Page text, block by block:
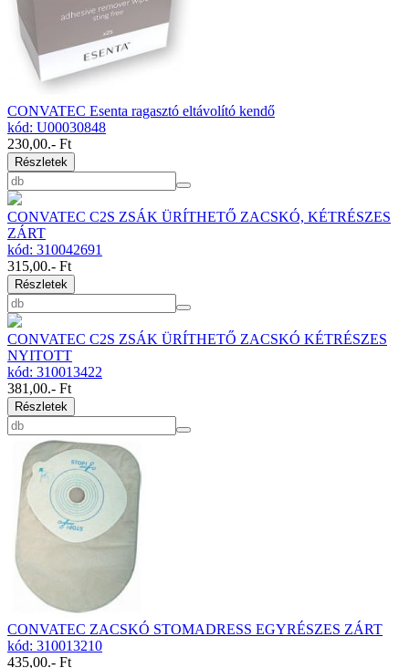
CONVATEC Esenta ragasztó eltávolító kendő
kód: U00030848
230,00.- Ft
Részletek
CONVATEC C2S ZSÁK ÜRÍTHETŐ ZACSKÓ, KÉTRÉSZES
ZÁRT
kód: 310042691
315,00.- Ft
Részletek
CONVATEC C2S ZSÁK ÜRÍTHETŐ ZACSKÓ KÉTRÉSZES
NYITOTT
kód: 310013422
381,00.- Ft
Részletek
CONVATEC ZACSKÓ STOMADRESS EGYRÉSZES ZÁRT
kód: 310013210
435,00.- Ft